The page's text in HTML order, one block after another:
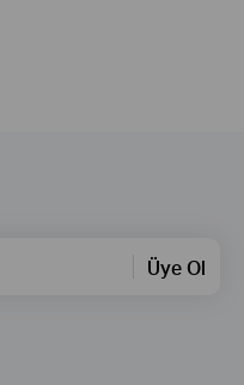
Üye Ol